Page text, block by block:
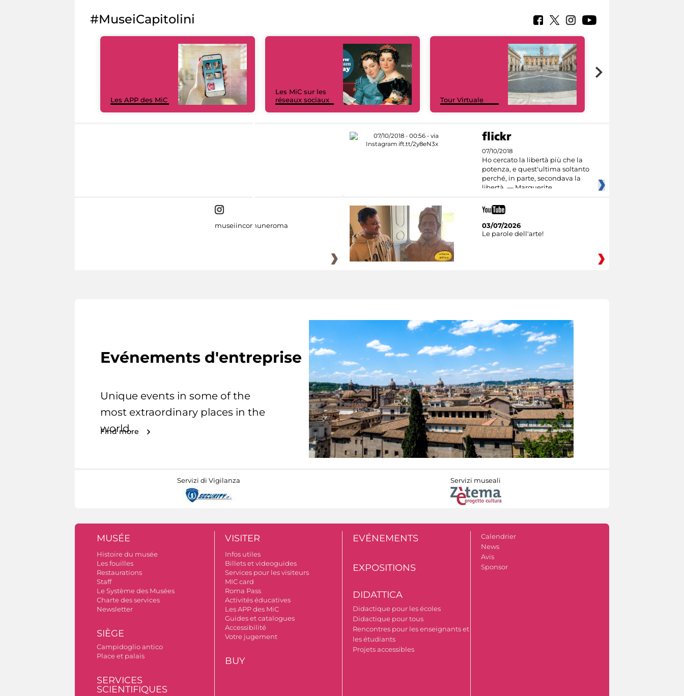
#MuseiCapitolini
Les APP des MiC
Les MiC sur les
réseaux sociaux
Tour Virtuale
07/10/2018
Ho cercato la libertà più che la
potenza, e quest'ultima soltanto
perché, in parte, secondava la
libertà. — Marguerite
museiincomuneroma
03/07/2026
Le parole dell'arte!
Evénements d'entreprise
Unique events in some of the
most extraordinary places in the
world.
Find more
Servizi di Vigilanza Servizi museali
MUSÉE
Histoire du musée
Les fouilles
Restaurations
Staff
Le Système des Musées
Charte des services
Newsletter
SIÈGE
Campidoglio antico
Place et palais
SERVICES
SCIENTIFIQUES
VISITER
Infos utiles
Billets et videoguides
Services pour les visiteurs
MIC card
Roma Pass
Activités éducatives
Les APP des MiC
Guides et catalogues
Accessibilité
Votre jugement
BUY
EVÉNEMENTS
EXPOSITIONS
DIDATTICA
Didactique pour les écoles
Didactique pour tous
Rencontres pour les enseignants et
les étudiants
Projets accessibles
Calendrier
News
Avis
Sponsor